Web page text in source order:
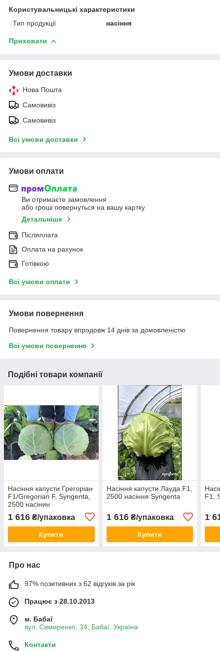
Користувальницькі характеристики
Тип продукції
насіння
Приховати
Умови доставки
Нова Пошта
Самовивіз
Самовивіз
Всі умови доставки
Умови оплати
Ви отримаєте замовлення
або гроші повернуться на вашу картку
Детальніше
Післяплата
Оплата на рахунок
Готівкою
Всі умови оплати
Умови повернення
Повернення товару впродовж 14 днів за домовленістю
Всі умови повернення
Подібні товари компанії
Насіння капусти Грегоріан
F1/Gregorian F, Syngenta,
2500 насінин
1 616 ₴/упаковка
Купити
Насіння капусти Лауда F1,
2500 насіння Syngenta
1 616₴/упаковка
Купити
F1,
1
Про нас
97% позитивних з 62 відгуків за рік
Працює з 28.10.2013
м. Бабаї
вул. Симиренко, 34, Бабаї, Україна
Контакти